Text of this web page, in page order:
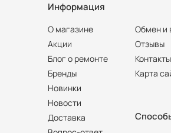
Информация
О магазине
Акции
Блог о ремонте
Бренды
Новинки
Новости
Доставка
Обмен и
Отзывы
Контакты
Карта